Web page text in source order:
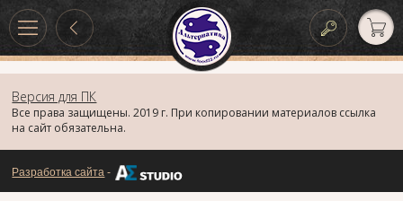
Версия для ПК
Все права защищены. 2019 г. При копировании материалов ссылка
на сайт обязательна.
Разработка сайта -